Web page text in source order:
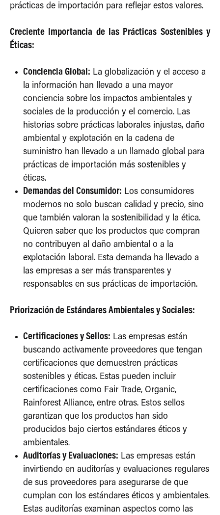
prácticas de importación para reflejar estos valores.
Creciente Importancia de las Prácticas Sostenibles y
Éticas:
Conciencia Global: La globalización y el acceso a
la información han llevado a una mayor
conciencia sobre los impactos ambientales y
sociales de la producción y el comercio. Las
historias sobre prácticas laborales injustas, daño
ambiental y explotación en la cadena de
suministro han llevado a un llamado global para
prácticas de importación más sostenibles y
éticas.
Demandas del Consumidor: Los consumidores
modernos no solo buscan calidad y precio, sino
que también valoran la sostenibilidad y la ética.
Quieren saber que los productos que compran
no contribuyen al daño ambiental o a la
explotación laboral. Esta demanda ha llevado a
las empresas a ser más transparentes y
responsables en sus prácticas de importación.
Priorización de Estándares Ambientales y Sociales:
Certificaciones y Sellos: Las empresas están
buscando activamente proveedores que tengan
certificaciones que demuestren prácticas
sostenibles y éticas. Estas pueden incluir
certificaciones como Fair Trade, Organic,
Rainforest Alliance, entre otras. Estos sellos
garantizan que los productos han sido
producidos bajo ciertos estándares éticos y
ambientales.
Auditorías y Evaluaciones: Las empresas están
invirtiendo en auditorías y evaluaciones regulares
de sus proveedores para asegurarse de que
cumplan con los estándares éticos y ambientales.
Estas auditorías examinan aspectos como las